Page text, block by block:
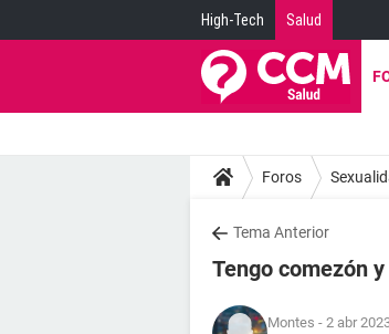
High-Tech Salud
Foros
Tema Anterior
Tengo comezón
Montes - 2 abr